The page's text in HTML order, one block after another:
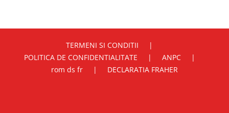
TERMENI SI CONDITII
POLITICA DE CONFIDENTIALITATE
ANPC
rom ds fr
DECLARATIA FRAHER